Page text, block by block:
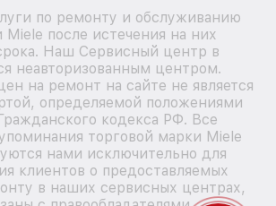
по ремонту и обслуживанию
после истечения на них
Наш Сервисный центр в
неавторизованным центром.
на ремонт на сайте не является
определяемой положениями
кодекса РФ. Все
торговой марки Miele
нами исключительно для
клиентов о предоставляемых
в наших сервисных центрах,